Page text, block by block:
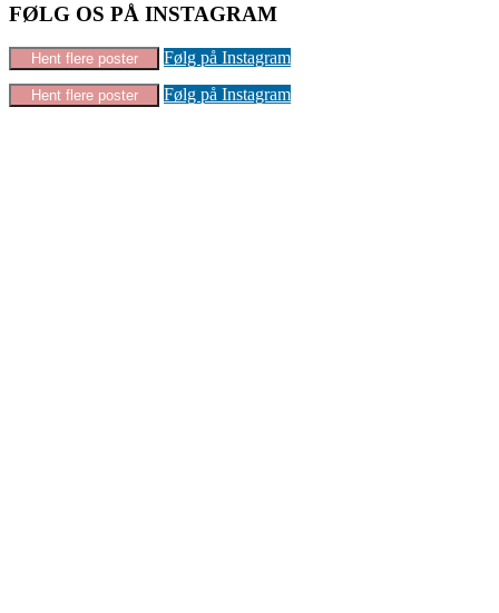
FØLG OS PÅ INSTAGRAM
Hent flere poster Følg på Instagram
Hent flere poster Følg på Instagram